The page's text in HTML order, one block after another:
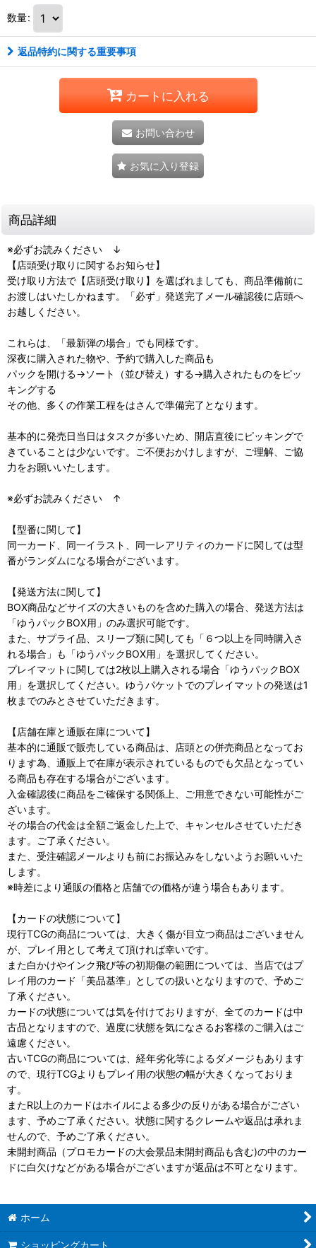
数量:
返品特約に関する重要事項
カートに入れる
お問い合わせ
お気に入り登録
商品詳細
※必ずお読みください ↓
【店頭受け取りに関するお知らせ】
受け取り方法で【店頭受け取り】を選ばれましても、商品準備前に
お渡しはいたしかねます。「必ず」発送完了メール確認後に店頭へ
お越しください。
これらは、「最新弾の場合」でも同様です。
深夜に購入された物や、予約で購入した商品も
パックを開ける→ソート（並び替え）する→購入されたものをピッ
キングする
その他、多くの作業工程をはさんで準備完了となります。
基本的に発売日当日はタスクが多いため、開店直後にピッキングで
きていることは少ないです。ご不便おかけしますが、ご理解、ご協
力をお願いいたします。
※必ずお読みください ↑
【型番に関して】
同一カード、同一イラスト、同一レアリティのカードに関しては型
番がランダムになる場合がございます。
【発送方法に関して】
BOX商品などサイズの大きいものを含めた購入の場合、発送方法は
「ゆうパックBOX用」のみ選択可能です。
また、サプライ品、スリーブ類に関しても「６つ以上を同時購入さ
れる場合」も「ゆうパックBOX用」を選択してください。
プレイマットに関しては2枚以上購入される場合「ゆうパックBOX
用」を選択してください。ゆうパケットでのプレイマットの発送は1
枚までのみとさせていただきます。
【店舗在庫と通販在庫について】
基本的に通販で販売している商品は、店頭との併売商品となってお
ります為、通販上で在庫が表示されているものでも欠品となってい
る商品も存在する場合がございます。
入金確認後に商品をご確保する関係上、ご用意できない可能性がご
ざいます。
その場合の代金は全額ご返金した上で、キャンセルさせていただき
ます。ご了承ください。
また、受注確認メールよりも前にお振込みをしないようお願いいた
します。
※時差により通販の価格と店舗での価格が違う場合もあります。
【カードの状態について】
現行TCGの商品については、大きく傷が目立つ商品はございません
が、プレイ用として考えて頂ければ幸いです。
また白かけやインク飛び等の初期傷の範囲については、当店ではプ
レイ用のカード「美品基準」としての扱いとなりますので、予めご
了承ください。
カードの状態については気を付けておりますが、全てのカードは中
古品となりますので、過度に状態を気になさるお客様のご購入はご
遠慮ください。
古いTCGの商品については、経年劣化等によるダメージもあります
ので、現行TCGよりもプレイ用の状態の幅が大きくなっておりま
す。
またR以上のカードはホイルによる多少の反りがある場合がござい
ます、予めご了承ください。状態に関するクレームや返品は承れま
せんので、予めご了承ください。
未開封商品（プロモカードの大会景品未開封商品も含む)の中のカー
ドに白欠けなどがある場合がございますが返品は不可となります。
ホーム
ショッピングカート